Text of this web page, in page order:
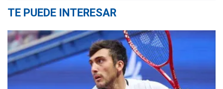
TE PUEDE INTERESAR